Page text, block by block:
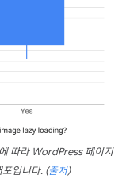
따라 WordPress 페이지
포입니다. (출처)